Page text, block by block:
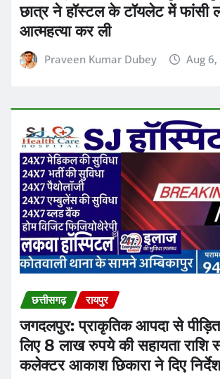
छात्र ने हॉस्टल के टॉयलेट में फांसी
आत्महत्या कर ली
Praveen Kumar Dubey Aug
छत्तीसगढ़ रायपुर
जगदलपुर: प्राकृतिक आपदा से पीड़ित
लिए 8 लाख रुपये की सहायता राशि
कलेक्टर आकाश छिकारा ने दिए निर्देश